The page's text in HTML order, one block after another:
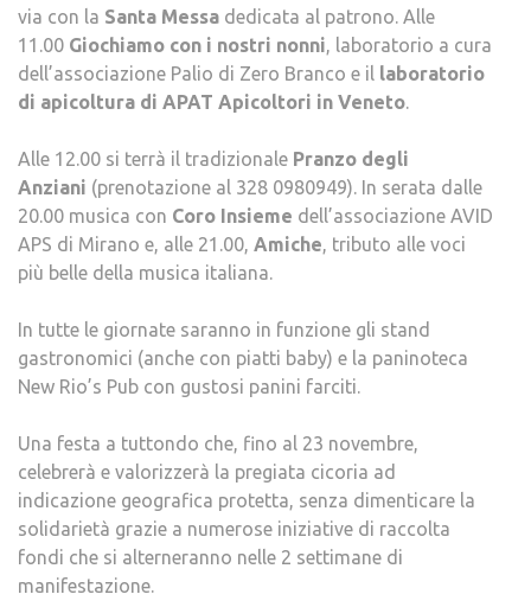
via con la Santa Messa dedicata al patrono. Alle
11.00 Giochiamo con i nostri nonni, laboratorio a cura
dell’associazione Palio di Zero Branco e il laboratorio
di apicoltura di APAT Apicoltori in Veneto.
Alle 12.00 si terrà il tradizionale Pranzo degli
Anziani (prenotazione al 328 0980949). In serata dalle
20.00 musica con Coro Insieme dell’associazione AVID
APS di Mirano e, alle 21.00, Amiche, tributo alle voci
più belle della musica italiana.
In tutte le giornate saranno in funzione gli stand
gastronomici (anche con piatti baby) e la paninoteca
New Rio’s Pub con gustosi panini farciti.
Una festa a tuttondo che, fino al 23 novembre,
celebrerà e valorizzerà la pregiata cicoria ad
indicazione geografica protetta, senza dimenticare la
solidarietà grazie a numerose iniziative di raccolta
fondi che si alterneranno nelle 2 settimane di
manifestazione.